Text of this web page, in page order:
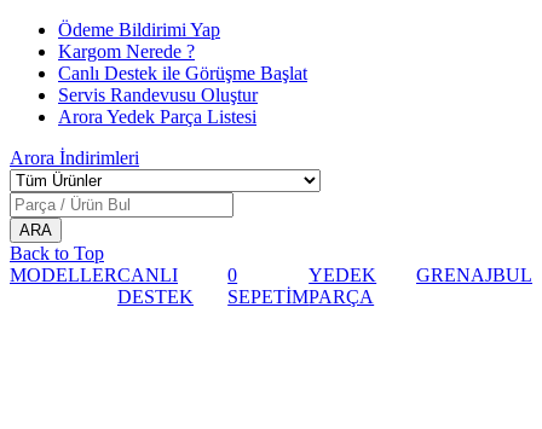
Ödeme Bildirimi Yap
Kargom Nerede ?
Canlı Destek ile Görüşme Başlat
Servis Randevusu Oluştur
Arora Yedek Parça Listesi
Arora İndirimleri
Back to Top
MODELLERCANLI
DESTEK
0
SEPETİM
YEDEK
PARÇA
GRENAJBUL